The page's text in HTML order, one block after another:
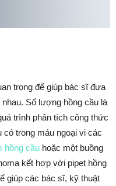
trọng để giúp bác sĩ đưa
Số lượng hồng cầu là
trình phân tích công thức
trong máu ngoại vi các
hồng cầu hoặc một buồng
kết hợp với pipet hồng
giúp các bác sĩ, kỹ thuật